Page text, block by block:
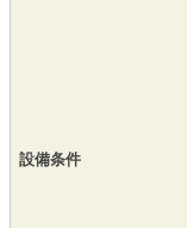
設備条件